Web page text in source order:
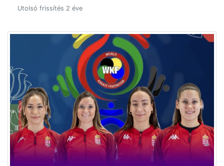
Utolsó frissítés 2 éve